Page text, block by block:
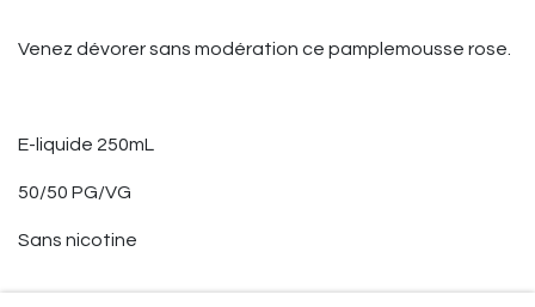
Venez dévorer sans modération ce pamplemousse rose.
E-liquide 250mL
50/50 PG/VG
Sans nicotine